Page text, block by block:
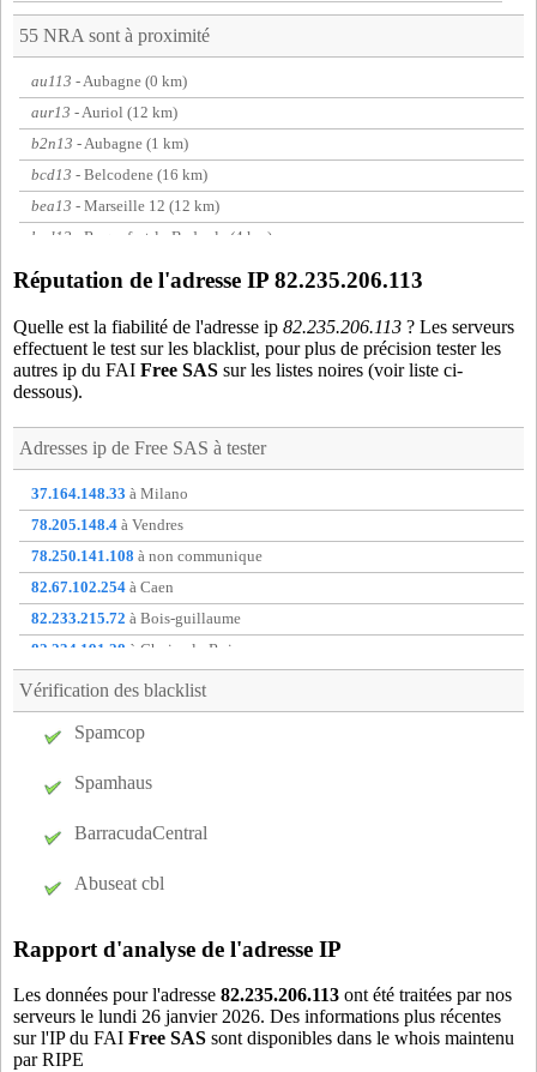
55 NRA sont à proximité
au113 - Aubagne (0 km)
aur13 - Auriol (12 km)
b2n13 - Aubagne (1 km)
bcd13 - Belcodene (16 km)
bea13 - Marseille 12 (12 km)
bed13 - Roquefort-la-Bedoule (4 km)
bon13
- Marseille 08 (16 km)
c3s13- Aubagne (1 km)
ca213
- Cassis (8 km)
cad13- Cadolive (13 km)
cav13- Marseille 04 (14 km)
cax13- Carnoux-en-Provence (3 km)
cey13 - Ceyreste (9 km)
cha13- Marseille 13 (15 km)
cio13- La Ciotat (13 km)
cor13 - Marseille 07 (17 km)
cug13- Cuges-les-Pins (11 km)
des13 - La Destrousse (11 km)
dra13- Marseille 06 (15 km)
fuv13
- Fuveau (19 km)
gem13
gre13
- Greasque (17 km)
lba13
- Fuveau (19 km)
lum13- Marseille 9e (11 km)
m2l13
- Aubagne (1 km)
maz13- Marseille 09 (13 km)
men13- Marseille 10 (11 km)
Réputation de l'adresse IP 82.235.206.113
Quelle est la fiabilité de l'adresse ip 82.235.206.113 ? Les serveurs
effectuent le test sur les blacklist, pour plus de précision tester les
autres ip du FAI Free SAS sur les listes noires (voir liste ci-
dessous).
Adresses ip de Free SAS à tester
37.164.148.33 à Milano
78.205.148.4 à Vendres
78.250.141.108 à non communique
82.67.102.254 à Caen
82.233.215.72 à Bois-guillaume
82.234.191.28 à Choisy-le-Roi
82.235.253.49
à Villenave-d'ornon
83.152.230.29à Saint-Gaudens
88.160.202.83à Clermont-ferrand
88.172.145.78
Vérification des blacklist
Spamcop
Spamhaus
BarracudaCentral
Abuseat cbl
Rapport d'analyse de l'adresse IP
Les données pour l'adresse 82.235.206.113 ont été traitées par nos
serveurs le lundi 26 janvier 2026. Des informations plus récentes
sur l'IP du FAI Free SAS sont disponibles dans le whois maintenu
par RIPE